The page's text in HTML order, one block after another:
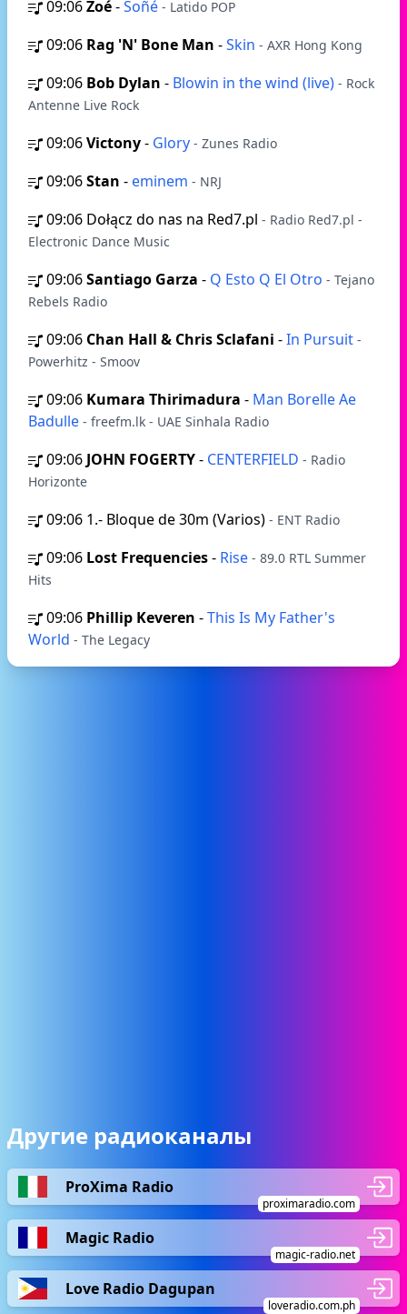
09:06Zoé-Soñé - Latido POP
09:06 Rag 'N' Bone Man -Skin - AXR Hong Kong
09:06 Bob Dylan - Blowin in the wind (live) - Rock
Antenne Live Rock
09:06Victony- Glory - Zunes Radio
09:06Stan - eminem - NRJ
09:06 Dołącz do nas na Red7.pl - Radio Red7.pl -
Electronic Dance Music
09:06Santiago Garza - Q Esto Q El Otro - Tejano
Rebels Radio
09:06 Chan Hall & Chris Sclafani -In Pursuit -
Powerhitz - Smoov
09:06 Kumara Thirimadura - Man Borelle Ae
Badulle - freefm.lk - UAE Sinhala Radio
09:06 JOHN FOGERTY- CENTERFIELD - Radio
Horizonte
09:06 1.- Bloque de 30m (Varios) - ENT Radio
09:06 Lost Frequencies- Rise - 89.0 RTL Summer
Hits
09:06 Phillip Keveren -This Is My Father's
World - The Legacy
Другие радиоканалы
ProXima Radio
proximaradio.com
Magic Radio
magic-radio.net
Love Radio Dagupan
loveradio.com.ph